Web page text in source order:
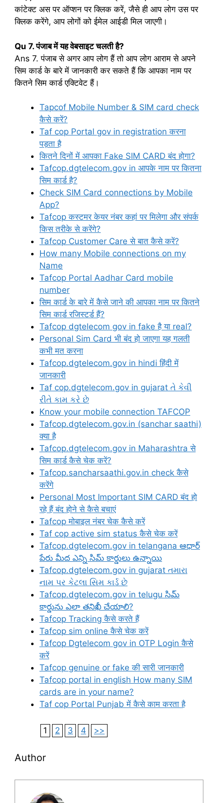
कांटेक्ट अस पर ऑप्शन पर क्लिक करें, जैसे ही आप लोग उस पर
क्लिक करेंगे, आप लोगों को ईमेल आईडी मिल जाएगी।
Qu 7. पंजाब में यह वेबसाइट चलती है?
Ans 7. पंजाब से अगर आप लोग हैं तो आप लोग आराम से अपने
सिम कार्ड के बारे में जानकारी कर सकते हैं कि आपका नाम पर
कितने सिम कार्ड एक्टिवेट हैं।
Tapcof Mobile Number & SIM card check
कैसे करें?
Taf cop Portal gov in registration करना
पड़ता है
कितने दिनों में आपका Fake SIM CARD बंद होगा?
Tafcop.dgtelecom.gov in आपके नाम पर कितना
सिम कार्ड है?
Check SIM Card connections by Mobile
App?
Tafcop कस्टमर केयर नंबर कहां पर मिलेगा और संपर्क
किस तरीके से करेंगे?
Tafcop Customer Care से बात कैसे करें?
How many Mobile connections on my
Name
Tafcop Portal Aadhar Card mobile
number
सिम कार्ड के बारे में कैसे जाने की आपका नाम पर कितने
सिम कार्ड रजिस्टर्ड हैं?
Tafcop dgtelecom gov in fake है या real?
Personal Sim Card भी बंद हो जाएगा यह गलती
कभी मत करना
Tafcop.dgtelecom.gov in hindi हिंदी में
जानकारी
Taf cop.dgtelecom.gov in gujarat તે કેવી
રીતે કામ કરે છે
Know your mobile connection TAFCOP
Tafcop.dgtelecom.gov.in (sanchar saathi)
क्या है
Tafcop.dgtelecom.gov in Maharashtra से
सिम कार्ड कैसे चेक करें?
Tafcop.sancharsaathi.gov.in check कैसे
करेंगे
Personal Most Important SIM CARD बंद हो
रहे हैं बंद होने से कैसे बचाएं
Tafcop मोबाइल नंबर चेक कैसे करें
Taf cop active sim status कैसे चेक करें
Tafcop.dgtelecom.gov in telangana ఆధార్
పేరు మీద ఎన్ని సిమ్ కార్డులు ఉన్నాయి
Tafcop.dgtelecom.gov in gujarat તમારા
નામ પર કેટલા સિમ કાર્ડ છે
Tafcop.dgtelecom.gov in telugu సిమ్
కార్డును ఎలా తనిఖీ చేయాలి?
Tafcop Tracking कैसे करते हैं
Tafcop sim online कैसे चेक करें
Tafcop Dgtelecom gov in OTP Login कैसे
करें
Tafcop genuine or fake की सारी जानकारी
Tafcop portal in english How many SIM
cards are in your name?
Taf cop Portal Punjab में कैसे काम करता है
1 2 3 4 >>
Author